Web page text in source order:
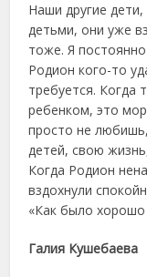
Наши другие
детьми, они уже
тоже. Я
Родион кого-то
требуется. Когда
ребенком, это
просто не
детей, свою
Когда Родион
вздохнули
«Как было хорошо
Галия Кушебаева